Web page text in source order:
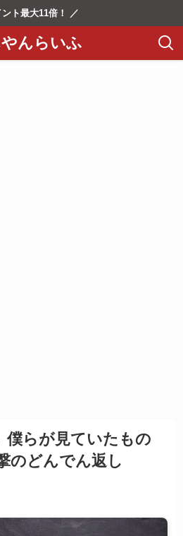
ント最大11倍！ ／
んらいふ
僕らが見ていたもの
のどんでん返し